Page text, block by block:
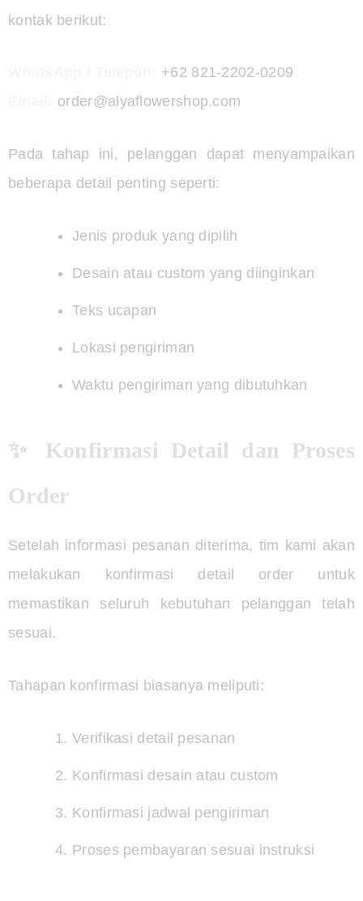
kontak berikut:
+62 821-2202-0209
order@alyaflowershop.com
Pada tahap ini, pelanggan dapat menyampaikan
beberapa detail penting seperti:
Jenis produk yang dipilih
Desain atau custom yang diinginkan
Teks ucapan
Lokasi pengiriman
Waktu pengiriman yang dibutuhkan
✨ Konfirmasi Detail dan Proses
Order
Setelah informasi pesanan diterima, tim kami akan
melakukan konfirmasi detail order untuk
memastikan seluruh kebutuhan pelanggan telah
sesuai.
Tahapan konfirmasi biasanya meliputi:
Verifikasi detail pesanan
Konfirmasi desain atau custom
Konfirmasi jadwal pengiriman
Proses pembayaran sesuai instruksi